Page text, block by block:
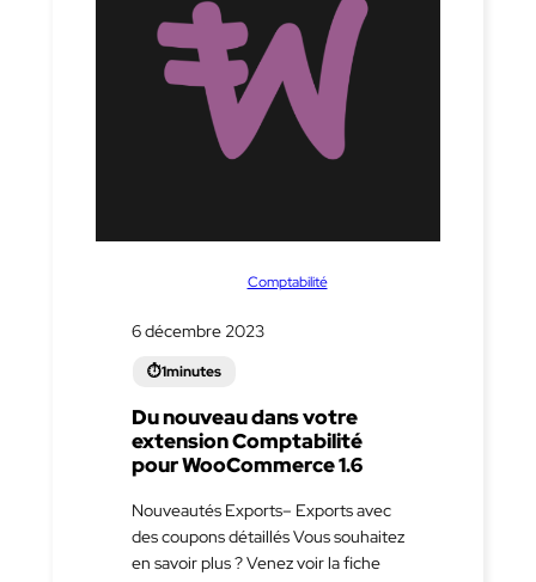
Comptabilité
6 décembre 2023
Du nouveau dans votre
extension Comptabilité
pour WooCommerce 1.6
Nouveautés Exports– Exports avec
des coupons détaillés Vous souhaitez
en savoir plus ? Venez voir la fiche